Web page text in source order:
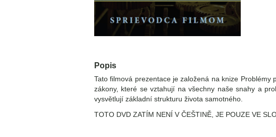
Popis
Tato filmová prezentace je založená na knize
zákony, které se vztahují na všechny naše snahy a
vysvětlují základní strukturu života samotného.
TOTO DVD ZATÍM NENÍ V ČEŠTINĚ, JE POUZE VE